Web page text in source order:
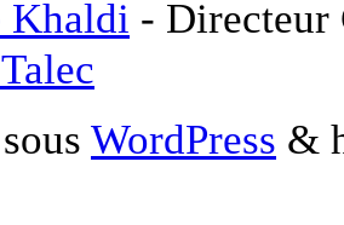
Khaldi -
WordPress &